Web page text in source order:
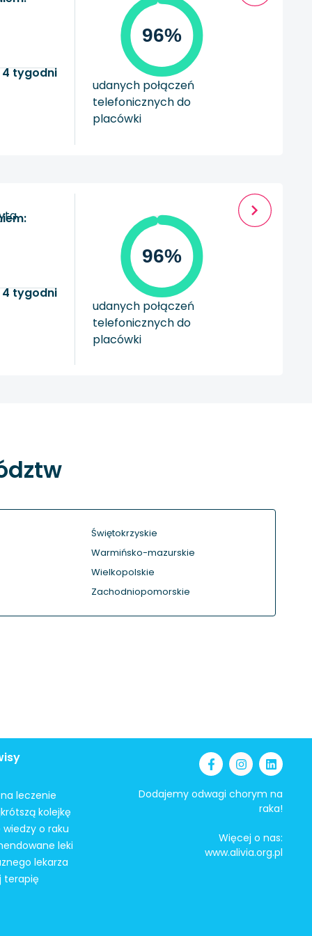
tygodni
96%
udanych połączeń
telefonicznych do
placówki
tygodni
96%
udanych połączeń
telefonicznych do
placówki
Świętokrzyskie
Warmińsko-mazurskie
Wielkopolskie
Zachodniopomorskie
leczenie
kolejkę
o raku
leki
lekarza
terapię
Dodajemy odwagi chorym na
raka!
Więcej o nas:
www.alivia.org.pl